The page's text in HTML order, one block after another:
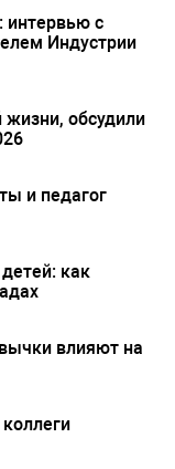
интервью с
Индустрии
жизни, обсудили
и педагог
как
влияют на